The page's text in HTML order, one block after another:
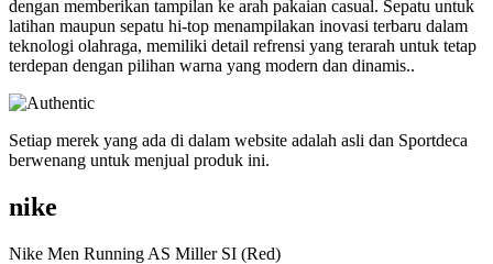
dengan memberikan tampilan ke arah pakaian casual. Sepatu untuk
latihan maupun sepatu hi-top menampilakan inovasi terbaru dalam
teknologi olahraga, memiliki detail refrensi yang terarah untuk tetap
terdepan dengan pilihan warna yang modern dan dinamis..
Setiap merek yang ada di dalam website adalah asli dan Sportdeca
berwenang untuk menjual produk ini.
nike
Nike Men Running AS Miller SI (Red)